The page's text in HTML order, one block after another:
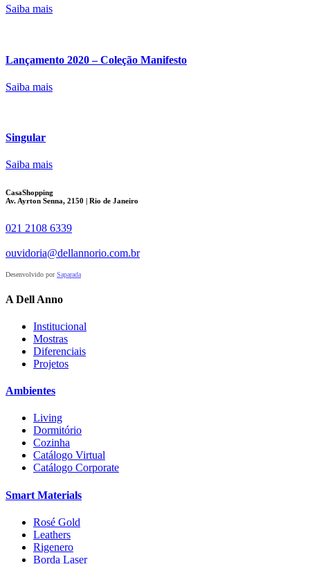
Saiba mais
Lançamento 2020 – Coleção Manifesto
Saiba mais
Singular
Saiba mais
CasaShopping
Av. Ayrton Senna, 2150 | Rio de Janeiro
021 2108 6339
ouvidoria@dellannorio.com.br
Desenvolvido porSaparada
A Dell Anno
Institucional
Mostras
Diferenciais
Projetos
Ambientes
Living
Dormitório
Cozinha
Catálogo Virtual
Catálogo Corporate
Smart Materials
Rosé Gold
Leathers
Rigenero
Borda Laser